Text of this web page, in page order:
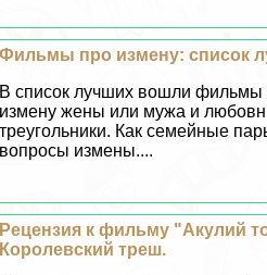
Фильмы про измену: список
В список лучших вошли фильмы
измену жены или мужа и
треугольники. Как семейные
вопросы измены....
Рецензия к фильму "Акулий
Королевский треш.